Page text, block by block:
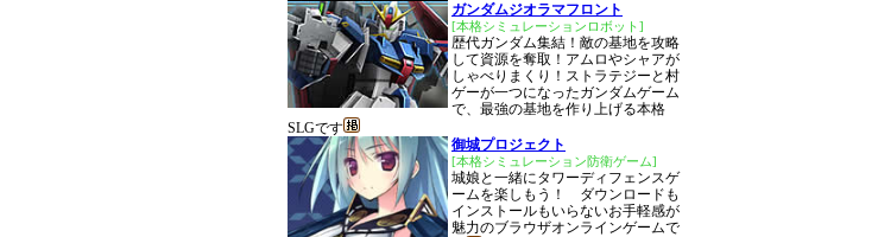
ガンダムジオラマフロント
[本格シミュレーションロボット]
歴代ガンダム集結！敵の基地を攻略
して資源を奪取！アムロやシャアが
しゃべりまくり！ストラテジーと村
ゲーが一つになったガンダムゲーム
で、最強の基地を作り上げる本格
SLGです
御城プロジェクト
[本格シミュレーション防衛ゲーム]
城娘と一緒にタワーディフェンスゲ
ームを楽しもう！ ダウンロードも
インストールもいらないお手軽感が
魅力のブラウザオンラインゲームで